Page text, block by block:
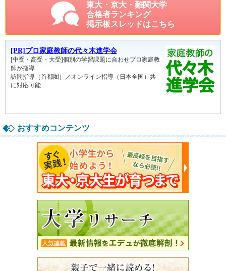
東大・京大・難関大学
合格者ランキング
掲示板スレッドはこちら
おすすめコンテンツ